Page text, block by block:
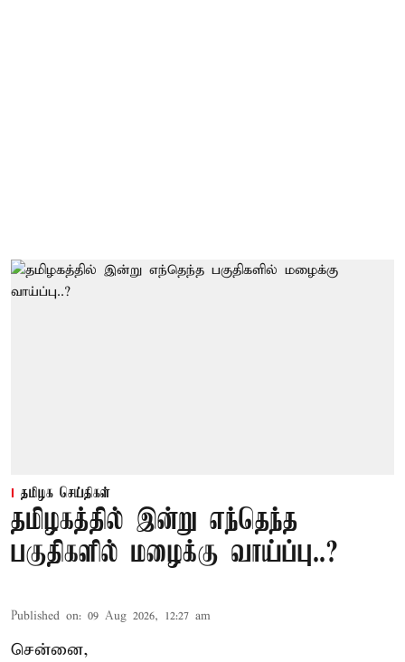
தமிழக செய்திகள்
தமிழகத்தில் இன்று எந்தெந்த
பகுதிகளில் மழைக்கு வாய்ப்பு..?
Published on: 09 Aug 2026, 12:27 am
சென்னை,